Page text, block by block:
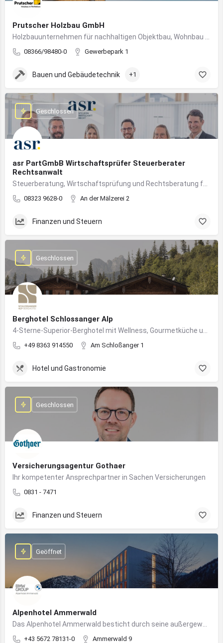
Prutscher Holzbau GmbH
08366/98480-0 Gewerbepark 1
Bauen und Gebäudetechnik +1
asr PartGmbB Wirtschaftsprüfer Steuerberater
Rechtsanwalt
08323 9628-0 An der Mälzerei 2
Geschlossen
Finanzen und Steuern
Berghotel Schlossanger Alp
+49 8363 914550 Am Schloßanger 1
Geschlossen
Hotel und Gastronomie
Versicherungsagentur Gothaer
Ihr kompetenter Ansprechpartner in Sachen Versicherungen
0831 - 7471
Geschlossen
Finanzen und Steuern
Alpenhotel Ammerwald
+43 5672 78131-0 Ammerwald 9
Geöffnet